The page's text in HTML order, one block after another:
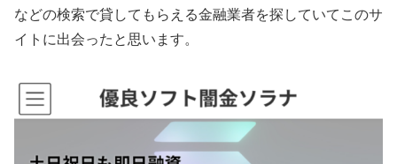
などの検索で貸してもらえる金融業者を探していてこのサ
イトに出会ったと思います。